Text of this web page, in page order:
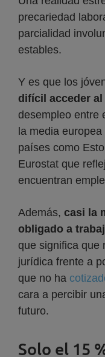
precariedad
parcialidad
estables.
Y es que los
difícil acceder al
desempleo entre
la media
países como
Eurostat que
encuentran
Además, casi la
obligado a
que significa que
jurídica frente a
que no ha
cara a percibir
futuro.
Solo el 15